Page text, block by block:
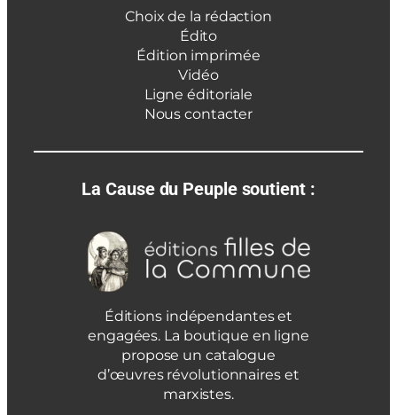
Choix de la rédaction
Édito
Édition imprimée
Vidéo
Ligne éditoriale
Nous contacter
La Cause du Peuple soutient :
Éditions indépendantes et
engagées. La boutique en ligne
propose un catalogue
d’œuvres révolutionnaires et
marxistes.